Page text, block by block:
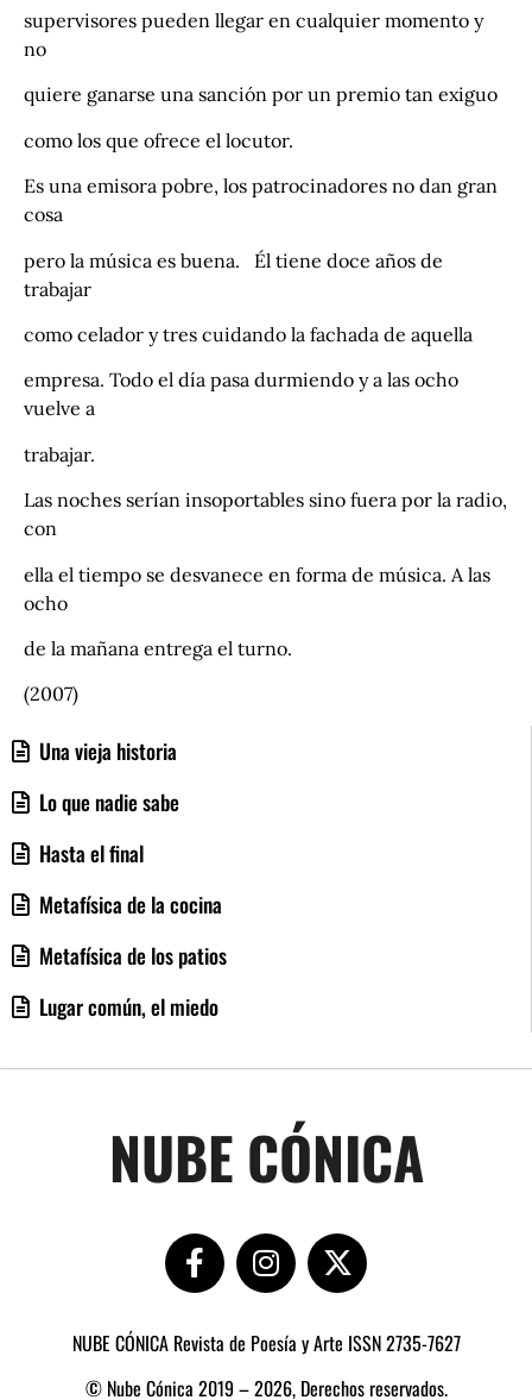
Una vieja historia
Lo que nadie sabe
Hasta el final
Metafísica de la cocina
Metafísica de los patios
Lugar común, el miedo
supervisores pueden llegar en cualquier momento y
no
quiere ganarse una sanción por un premio tan exiguo
como los que ofrece el locutor.
Es una emisora pobre, los patrocinadores no dan gran
cosa
pero la música es buena. Él tiene doce años de
trabajar
como celador y tres cuidando la fachada de aquella
empresa. Todo el día pasa durmiendo y a las ocho
vuelve a
trabajar.
Las noches serían insoportables sino fuera por la radio,
con
ella el tiempo se desvanece en forma de música. A las
ocho
de la mañana entrega el turno.
(2007)
NUBE CÓNICA
NUBE CÓNICA Revista de Poesía y Arte ISSN 2735-7627
© Nube Cónica 2019 – 2026, Derechos reservados.